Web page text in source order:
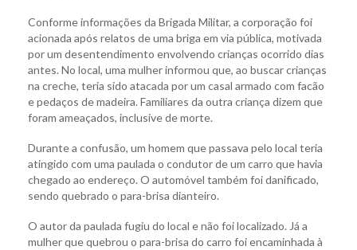
Conforme informações da Brigada Militar, a corporação foi
acionada após relatos de uma briga em via pública, motivada
por um desentendimento envolvendo crianças ocorrido dias
antes. No local, uma mulher informou que, ao buscar crianças
na creche, teria sido atacada por um casal armado com facão
e pedaços de madeira. Familiares da outra criança dizem que
foram ameaçados, inclusive de morte.
Durante a confusão, um homem que passava pelo local teria
atingido com uma paulada o condutor de um carro que havia
chegado ao endereço. O automóvel também foi danificado,
sendo quebrado o para-brisa dianteiro.
O autor da paulada fugiu do local e não foi localizado. Já a
mulher que quebrou o para-brisa do carro foi encaminhada à